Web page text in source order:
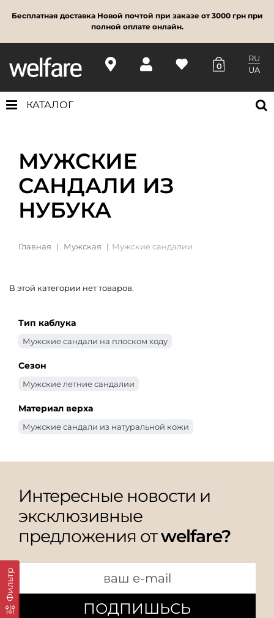
Бесплатная доставка Новой почтой при заказе от 3000 грн при
полной оплате онлайн.
0
RU
UA
КАТАЛОГ
МУЖСКИЕ
САНДАЛИ ИЗ
НУБУКА
Главная Мужская Мужские сандалии
Фильтр
В этой категории нет товаров.
Тип каблука
Мужские сандали на плоском ходу
Сезон
Мужские летние сандалии
Материал верха
Мужские сандали из натуральной кожи
Интересные новости и
эксклюзивные
предложения отwelfare?
ПОДПИШЬСЬ